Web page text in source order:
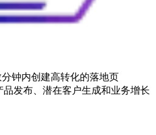
钟内创建高转化的落地页
品发布、潜在客户生成和业务增长